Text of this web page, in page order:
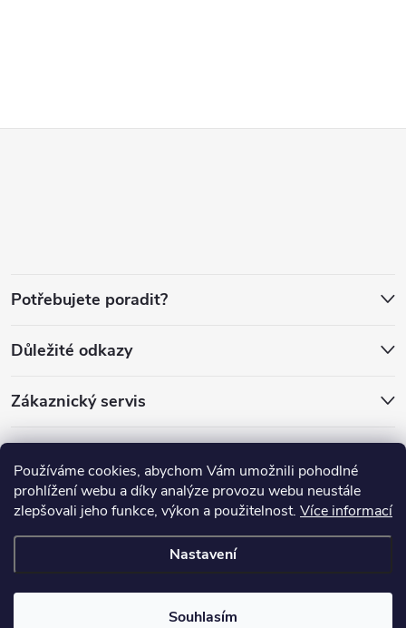
Používáme cookies, abychom Vám umožnili pohodlné
prohlížení webu a díky analýze provozu webu neustále
zlepšovali jeho funkce, výkon a použitelnost. Více informací
Nastavení
Souhlasím
aPotřebujete poradit?
Důležité odkazy
Zákaznický servis
Copyright 2026PánLesa.cz. Všechna práva vyhrazena.